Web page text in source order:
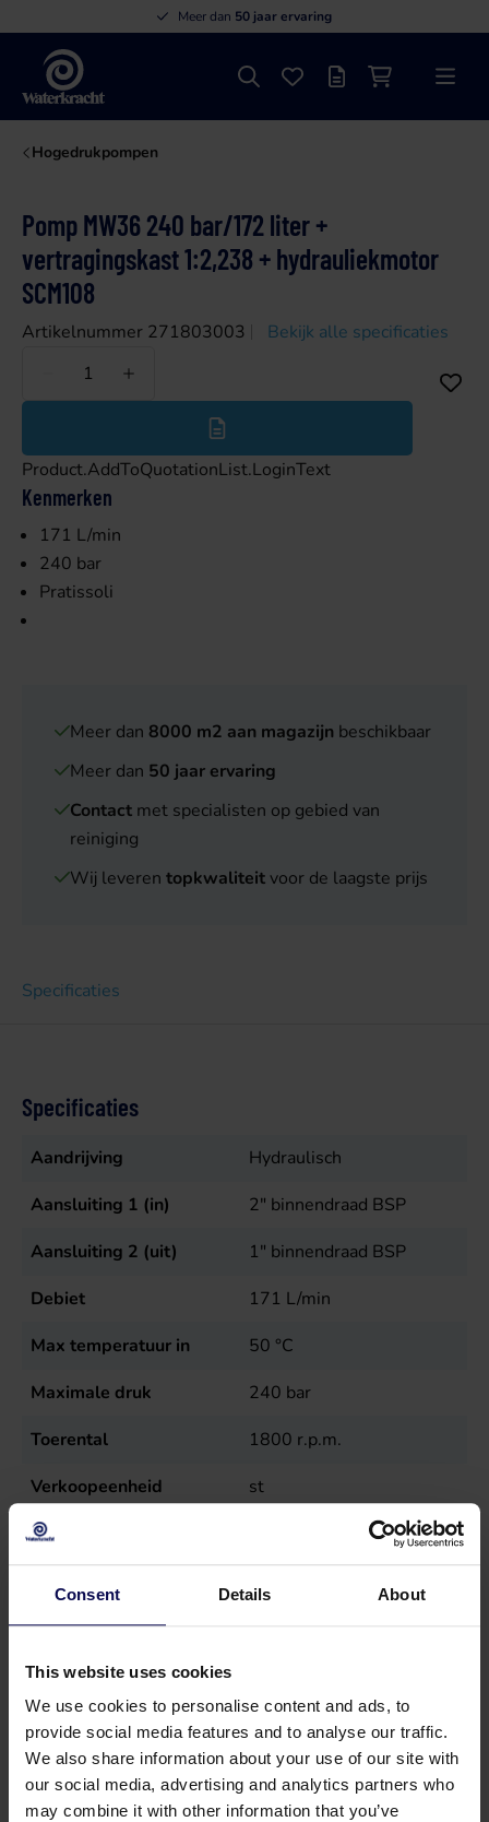
Consent Details About
This website uses cookies
We use cookies to personalise content and ads, to
provide social media features and to analyse our traffic.
We also share information about your use of our site with
our social media, advertising and analytics partners who
may combine it with other information that you’ve
Meer dan 50 jaar ervaring
Waterkracht
ZoekenFavorieten
OffertelijstWinkelwagen
Menu
Hogedrukpompen
Pomp MW36 240 bar/172 liter +
vertragingskast 1:2,238 + hydrauliekmotor
SCM108
Artikelnummer 271803003 Bekijk alle specificaties
Minder
Product.AddToQuotationList.LoginText
Kenmerken
171 L/min
240 bar
Pratissoli
Meer dan 8000 m2 aan magazijn beschikbaar
Meer dan 50 jaar ervaring
Contact met specialisten op gebied van
reiniging
Wij leveren topkwaliteit voor de laagste prijs
Specificaties
Specificaties
Aandrijving
Hydraulisch
Aansluiting 1 (in)
2" binnendraad BSP
Aansluiting 2 (uit)
1" binnendraad BSP
Debiet
171 L/min
Max temperatuur in
50 °C
Maximale druk
240 bar
Toerental
1800 r.p.m.
Verkoopeenheid
st
Vermogen